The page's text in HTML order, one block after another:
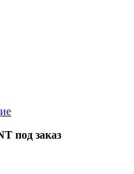
под заказ